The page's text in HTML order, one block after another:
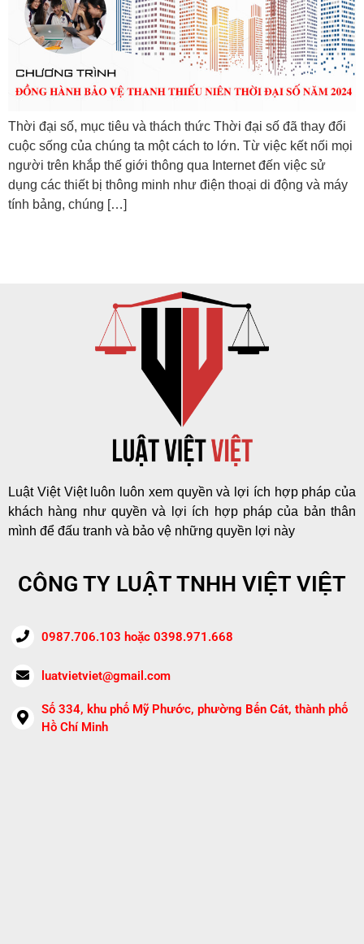
Thời đại số, mục tiêu và thách thức Thời đại số đã thay đổi
cuộc sống của chúng ta một cách to lớn. Từ việc kết nối mọi
người trên khắp thế giới thông qua Internet đến việc sử
dụng các thiết bị thông minh như điện thoại di động và máy
tính bảng, chúng […]
Luật Việt Việt luôn luôn xem quyền và lợi ích hợp pháp của
khách hàng như quyền và lợi ích hợp pháp của bản thân
mình để đấu tranh và bảo vệ những quyền lợi này
CÔNG TY LUẬT TNHH VIỆT VIỆT
0987.706.103 hoặc 0398.971.668
luatvietviet@gmail.com
Số 334, khu phố Mỹ Phước, phường Bến Cát, thành phố
Hồ Chí Minh